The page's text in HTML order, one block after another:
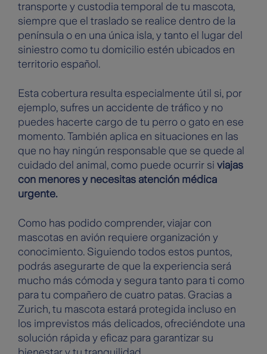
transporte y custodia temporal de tu mascota,
siempre que el traslado se realice dentro de la
península o en una única isla, y tanto el lugar del
siniestro como tu domicilio estén ubicados en
territorio español.
Esta cobertura resulta especialmente útil si, por
ejemplo, sufres un accidente de tráfico y no
puedes hacerte cargo de tu perro o gato en ese
momento. También aplica en situaciones en las
que no hay ningún responsable que se quede al
cuidado del animal, como puede ocurrir si viajas
con menores y necesitas atención médica
urgente.
Como has podido comprender, viajar con
mascotas en avión requiere organización y
conocimiento. Siguiendo todos estos puntos,
podrás asegurarte de que la experiencia será
mucho más cómoda y segura tanto para ti como
para tu compañero de cuatro patas. Gracias a
Zurich, tu mascota estará protegida incluso en
los imprevistos más delicados, ofreciéndote una
solución rápida y eficaz para garantizar su